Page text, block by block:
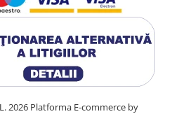
2026 Platforma E-commerce by